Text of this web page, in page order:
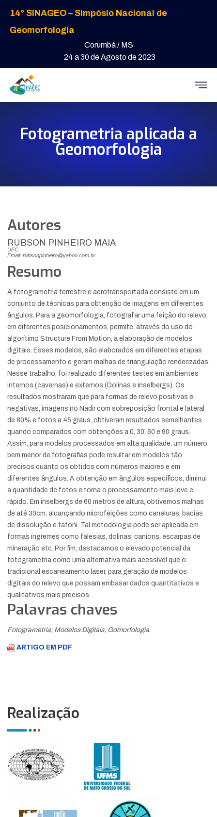
14° SINAGEO – Simpósio Nacional de
Geomorfologia
Corumbá / MS
24 a 30 de Agosto de 2023
Fotogrametria aplicada a
Geomorfologia
Autores
RUBSON PINHEIRO MAIA
UFC
Email: rubsonpinheiro@yahoo.com.br
Resumo
A fotogrametria terrestre e aerotransportada consiste em um
conjunto de técnicas para obtenção de imagens em diferentes
ângulos. Para a geomorfologia, fotografar uma feição do relevo
em diferentes posicionamentos, permite, através do uso do
algorítimo Structure From Motion, a elaboração de modelos
digitais. Esses modelos, são elaborados em diferentes etapas
de processamento e geram malhas de triangulação renderizadas.
Nesse trabalho, foi realizado diferentes testes em ambientes
internos (cavernas) e externos (Dolinas e inselbergs). Os
resultados mostraram que para formas de relevo positivas e
negativas, imagens no Nadir com sobreposição frontal e lateral
de 80% e fotos a 45 graus, obtiveram resultados semelhantes
quando comparados com obtenções a 0, 30, 60 e 90 graus.
Assim, para modelos processados em alta qualidade, um número
bem menor de fotografias pode resultar em modelos tão
precisos quanto os obtidos com números maiores e em
diferentes ângulos. A obtenção em ângulos específicos, diminui
a quantidade de fotos e torna o processamento mais leve e
rápido. Em inselbergs de 60 metros de altura, obtivemos malhas
de até 30cm, alcançando microfeições como caneluras, bacias
de dissolução e tafoni. Tal metodologia pode ser aplicada em
formas íngremes como falesias, dolinas, canions, escarpas de
mineração etc. Por fim, destacamos o elevado potencial da
fotogrametria como uma alternativa mais acessível que o
tradicional escaneamento laser, para geração de modelos
digitais do relevo que possam embasar dados quantitativos e
qualitativos mais precisos.
Palavras chaves
Fotogrametria; Modelos Digitais; Gomorfologia
ARTIGO EM PDF
Realização